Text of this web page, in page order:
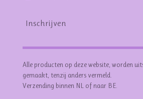
Inschrijven
Alle producten op deze website, worden
gemaakt, tenzij anders vermeld.
Verzending binnen NL of naar BE.